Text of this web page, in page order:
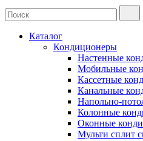
Каталог
Кондиционеры
Настенные
Мобильные
Кассетные
Канальные
Напольно-
Колонные
Оконные
Мульти сплит